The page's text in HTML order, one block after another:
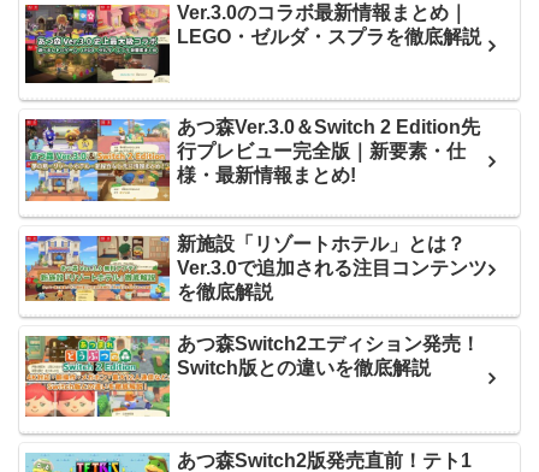
Ver.3.0のコラボ最新情報まとめ｜
LEGO・ゼルダ・スプラを徹底解説
あつ森Ver.3.0＆Switch 2 Edition先
行プレビュー完全版｜新要素・仕
様・最新情報まとめ!
新施設「リゾートホテル」とは？
Ver.3.0で追加される注目コンテンツ
を徹底解説
あつ森Switch2エディション発売！
Switch版との違いを徹底解説
あつ森Switch2版発売直前！テト1